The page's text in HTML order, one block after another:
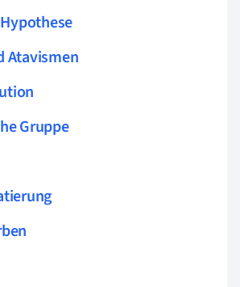
Atavismen
Gruppe